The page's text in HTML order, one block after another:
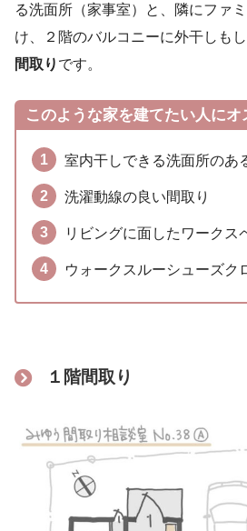
る洗面所（家事室）と、隣にファ
け、２階のバルコニーに外干しも
間取り です。
このような家を建てたい人にオ
室内干しできる洗面所のあ
洗濯動線の良い間取り
リビングに面したワークス
ウォークスルーシューズク
１階間取り